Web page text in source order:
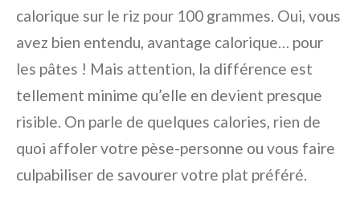
calorique sur le riz pour 100 grammes. Oui, vous
avez bien entendu, avantage calorique… pour
les pâtes ! Mais attention, la différence est
tellement minime qu’elle en devient presque
risible. On parle de quelques calories, rien de
quoi affoler votre pèse-personne ou vous faire
culpabiliser de savourer votre plat préféré.